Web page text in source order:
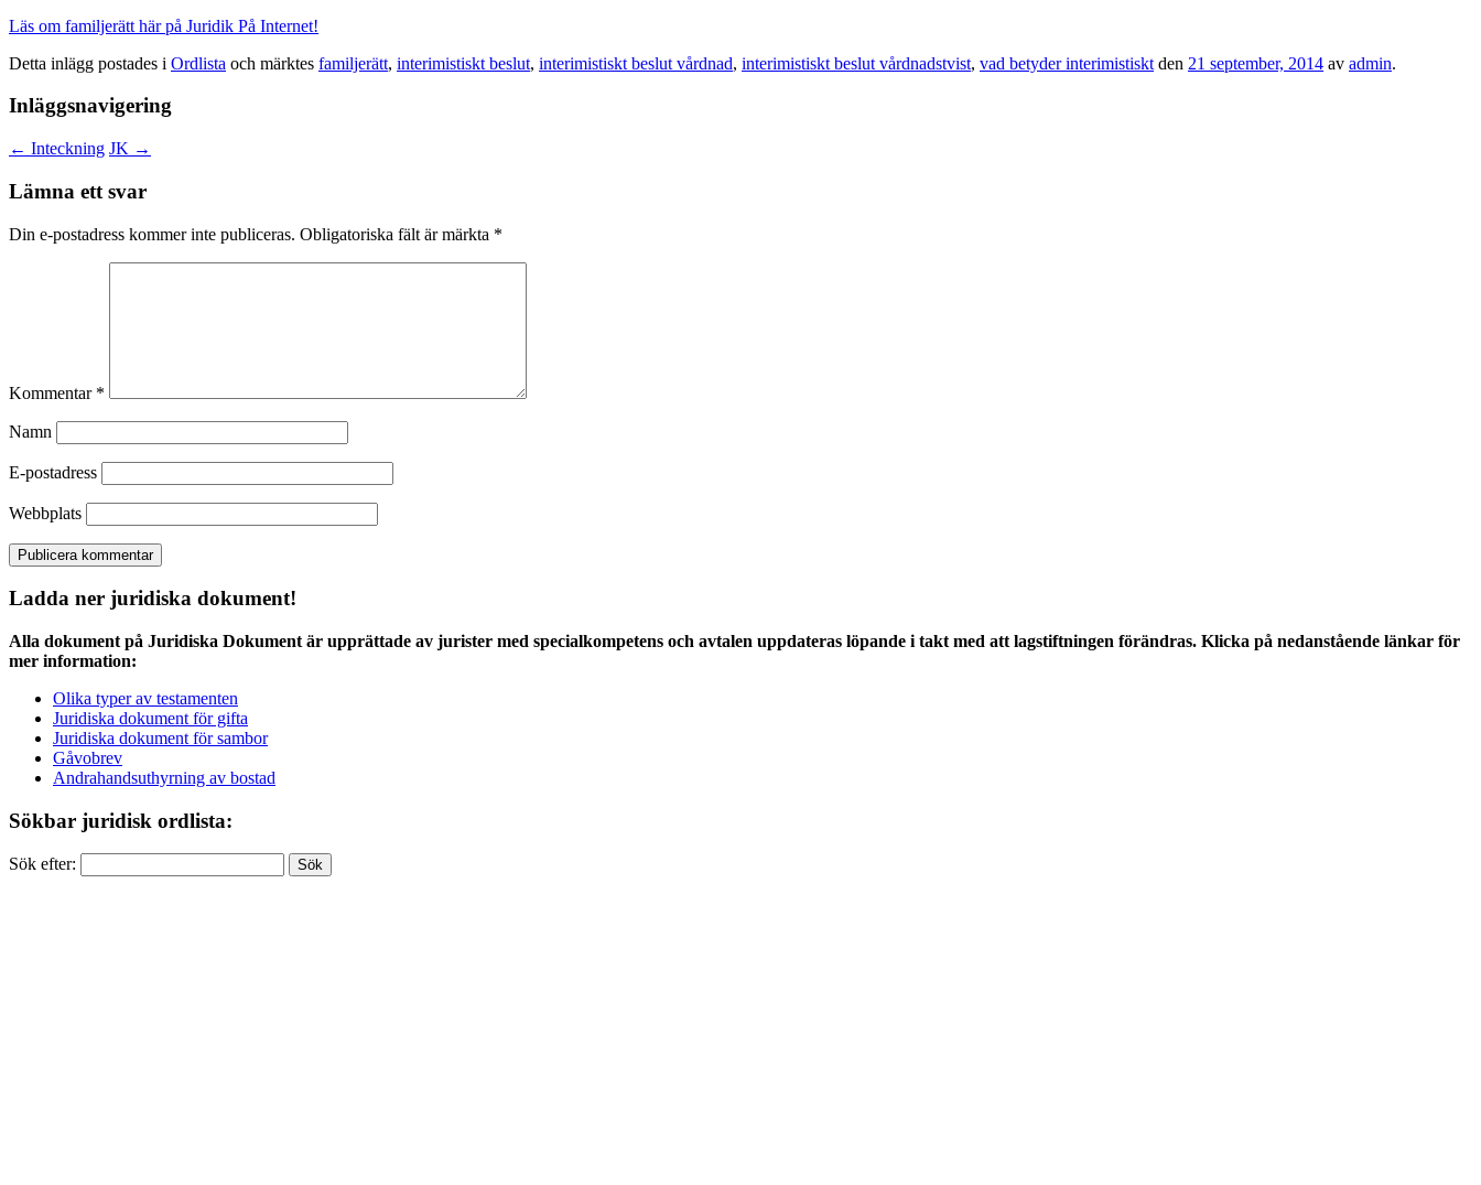
Läs om familjerätt här på Juridik På Internet!
Detta inlägg postades i Ordlista och märktes familjerätt, interimistiskt beslut, interimistiskt beslut vårdnad, interimistiskt beslut vårdnadstvist, vad betyder interimistiskt den 21 september, 2014 av admin.
Inläggsnavigering
← Inteckning JK →
Lämna ett svar
Din e-postadress kommer inte publiceras. Obligatoriska fält är märkta *
Kommentar *
Namn
E-postadress
Webbplats
Ladda ner juridiska dokument!
Alla dokument på Juridiska Dokument är upprättade av jurister med specialkompetens och avtalen uppdateras löpande i takt med att lagstiftningen förändras. Klicka på nedanstående länkar för
mer information:
Olika typer av testamenten
Juridiska dokument för gifta
Juridiska dokument för sambor
Gåvobrev
Andrahandsuthyrning av bostad
Sökbar juridisk ordlista:
Sök efter: